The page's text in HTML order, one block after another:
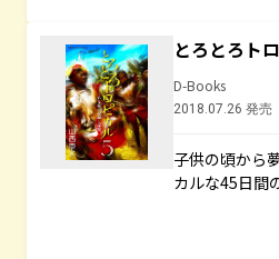
とろとろト
D-Books
2018.07.26 発売
子供の頃から
カルな45日間